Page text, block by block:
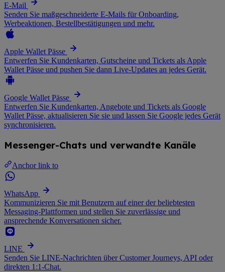
E-Mail
Senden Sie maßgeschneiderte E-Mails für Onboarding,
Werbeaktionen, Bestellbestätigungen und mehr.
Apple Wallet Pässe
Entwerfen Sie Kundenkarten, Gutscheine und Tickets als Apple
Wallet Pässe und pushen Sie dann Live-Updates an jedes Gerät.
Google Wallet Pässe
Entwerfen Sie Kundenkarten, Angebote und Tickets als Google
Wallet Pässe, aktualisieren Sie sie und lassen Sie Google jedes Gerät
synchronisieren.
Messenger-Chats und verwandte Kanäle
Anchor link to
WhatsApp
Kommunizieren Sie mit Benutzern auf einer der beliebtesten
Messaging-Plattformen und stellen Sie zuverlässige und
ansprechende Konversationen sicher.
LINE
Senden Sie LINE-Nachrichten über Customer Journeys, API oder
direkten 1:1-Chat.